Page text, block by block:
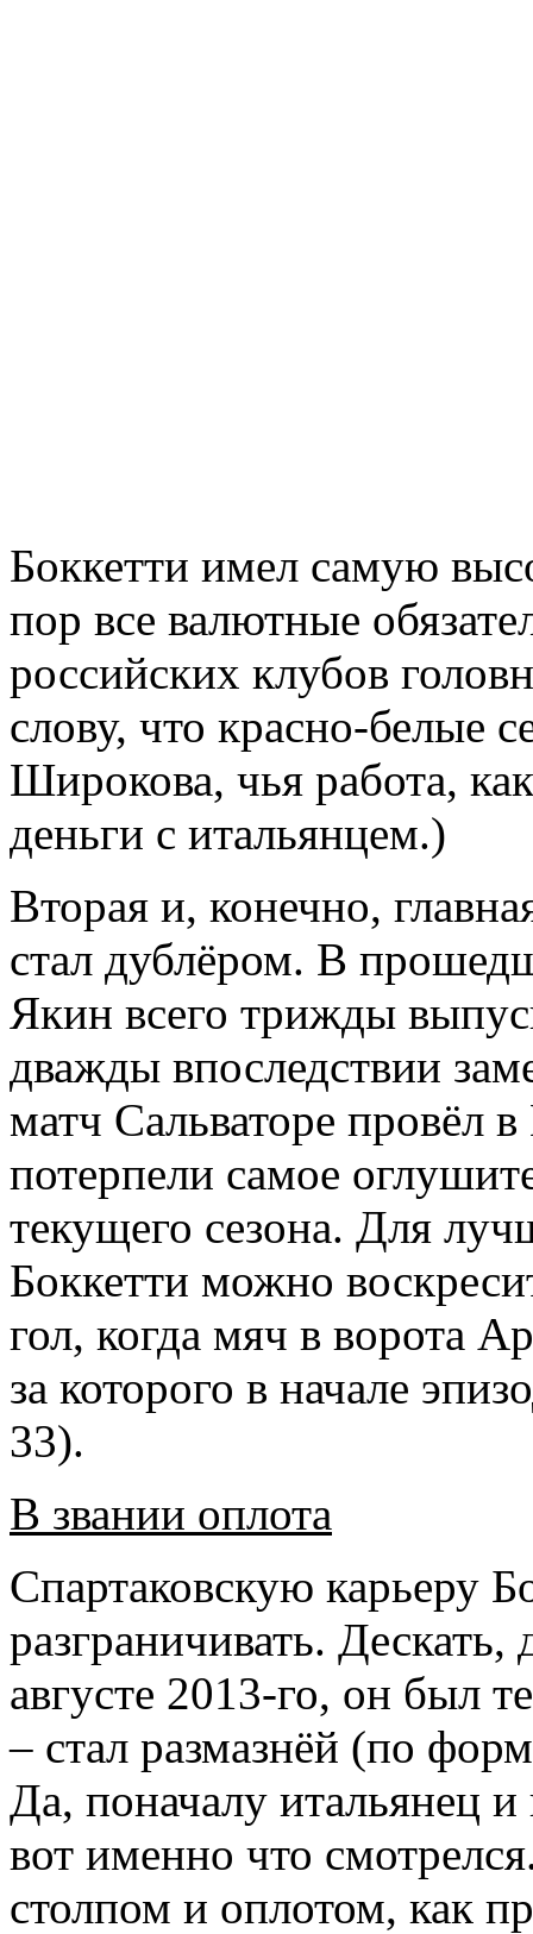
Боккетти имел самую
пор все валютные
российских клубов
слову, что красно-белые
Широкова, чья работа,
деньги с итальянцем.)
Вторая и, конечно,
стал дублёром. В
Якин всего трижды
дважды впоследствии
матч Сальваторе провёл
потерпели самое
текущего сезона. Для
Боккетти можно
гол, когда мяч в ворота
за которого в начале
33).
В звании оплота
Спартаковскую карьеру
разграничивать.
августе 2013-го, он был
– стал размазнёй (по
Да, поначалу итальянец
вот именно что
столпом и оплотом, как